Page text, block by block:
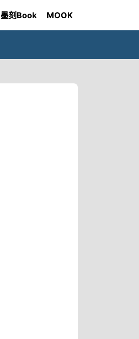
墨刻Book MOOK